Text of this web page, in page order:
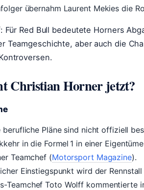
übernahm Laurent Mekies die
Für Red Bull bedeutete Horners
Teamgeschichte, aber auch die
Christian Horner jetzt?
berufliche Pläne sind nicht offiziell
in die Formel 1 in einer
Teamchef (Motorsport Magazine).
Einstiegspunkt wird der
Teamchef Toto Wolff kommentierte